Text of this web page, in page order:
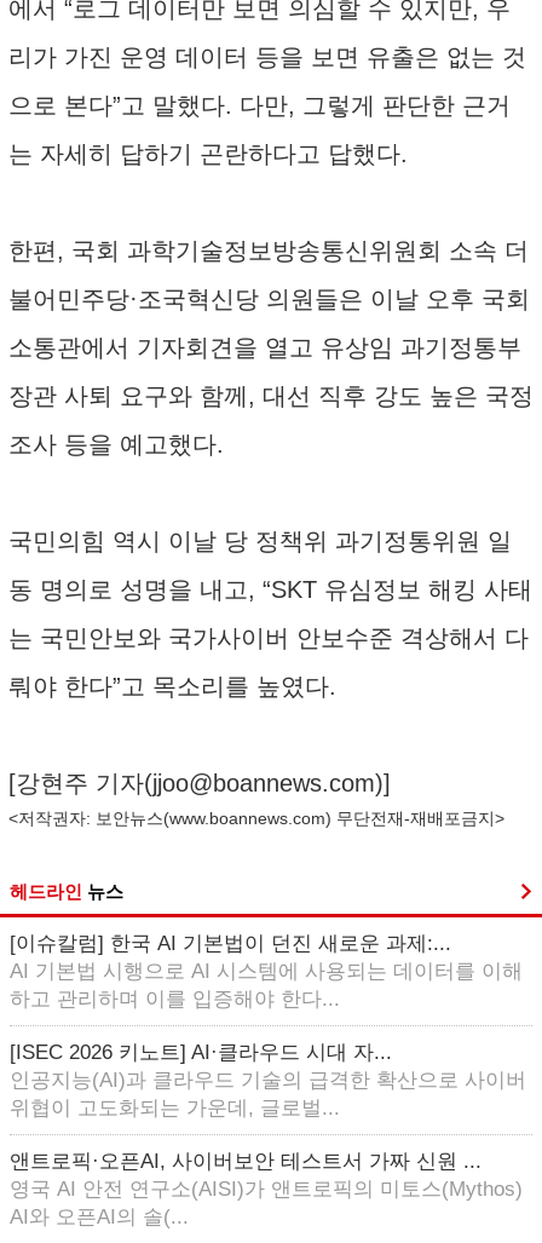
에서 “로그 데이터만 보면 의심할 수 있지만, 우
리가 가진 운영 데이터 등을 보면 유출은 없는 것
으로 본다”고 말했다. 다만, 그렇게 판단한 근거
는 자세히 답하기 곤란하다고 답했다.
한편, 국회 과학기술정보방송통신위원회 소속 더
불어민주당·조국혁신당 의원들은 이날 오후 국회
소통관에서 기자회견을 열고 유상임 과기정통부
장관 사퇴 요구와 함께, 대선 직후 강도 높은 국정
조사 등을 예고했다.
국민의힘 역시 이날 당 정책위 과기정통위원 일
동 명의로 성명을 내고, “SKT 유심정보 해킹 사태
는 국민안보와 국가사이버 안보수준 격상해서 다
뤄야 한다”고 목소리를 높였다.
[강현주 기자(jjoo@boannews.com)]
<저작권자: 보안뉴스(www.boannews.com) 무단전재-재배포금지>
헤드라인 뉴스
[이슈칼럼] 한국 AI 기본법이 던진 새로운 과제:...
AI 기본법 시행으로 AI 시스템에 사용되는 데이터를 이해
하고 관리하며 이를 입증해야 한다...
[ISEC 2026 키노트] AI·클라우드 시대 자...
인공지능(AI)과 클라우드 기술의 급격한 확산으로 사이버
위협이 고도화되는 가운데, 글로벌...
앤트로픽·오픈AI, 사이버보안 테스트서 가짜 신원 ...
영국 AI 안전 연구소(AISI)가 앤트로픽의 미토스(Mythos)
AI와 오픈AI의 솔(...